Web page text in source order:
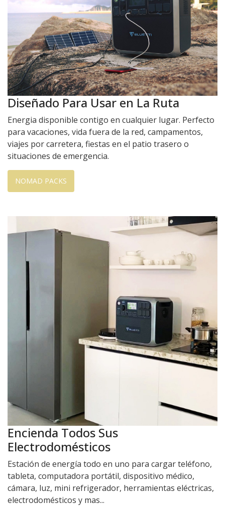
Diseñado Para Usar en La Ruta
Energia disponible contigo en cualquier lugar. Perfecto
para vacaciones, vida fuera de la red, campamentos,
viajes por carretera, fiestas en el patio trasero o
situaciones de emergencia.
NOMAD PACKS
Encienda Todos Sus
Electrodomésticos
Estación de energía todo en uno para cargar teléfono,
tableta, computadora portátil, dispositivo médico,
cámara, luz, mini refrigerador, herramientas eléctricas,
electrodomésticos y mas...